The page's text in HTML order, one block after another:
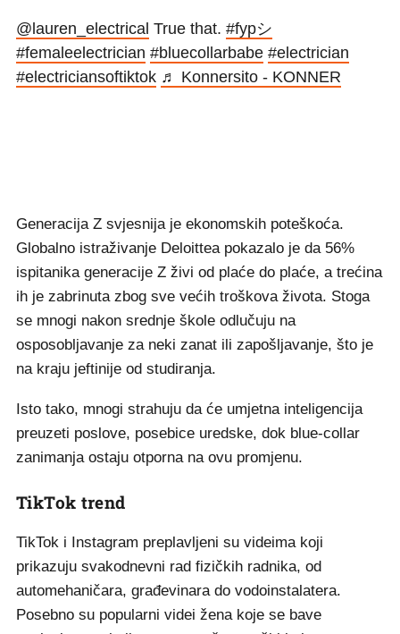
@lauren_electrical True that. #fypシ
#femaleelectrician #bluecollarbabe #electrician
#electriciansoftiktok ♬ Konnersito - KONNER
Generacija Z svjesnija je ekonomskih poteškoća.
Globalno istraživanje Deloittea pokazalo je da 56%
ispitanika generacije Z živi od plaće do plaće, a trećina
ih je zabrinuta zbog sve većih troškova života. Stoga
se mnogi nakon srednje škole odlučuju na
osposobljavanje za neki zanat ili zapošljavanje, što je
na kraju jeftinije od studiranja.
Isto tako, mnogi strahuju da će umjetna inteligencija
preuzeti poslove, posebice uredske, dok blue-collar
zanimanja ostaju otporna na ovu promjenu.
TikTok trend
TikTok i Instagram preplavljeni su videima koji
prikazuju svakodnevni rad fizičkih radnika, od
automehaničara, građevinara do vodoinstalatera.
Posebno su popularni videi žena koje se bave